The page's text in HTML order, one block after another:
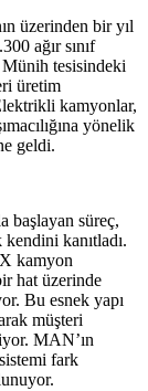
üzerinden bir yıl
ağır sınıf
tesisindeki
üretim
kamyonlar,
yönelik
geldi.
başlayan süreç,
kanıtladı.
kamyon
hat üzerinde
Bu esnek yapı
müşteri
MAN’ın
fark